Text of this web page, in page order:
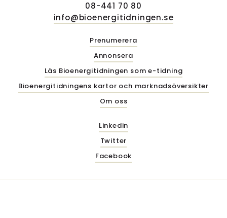
08-441 70 80
info@bioenergitidningen.se
Prenumerera
Annonsera
Läs Bioenergitidningen som e-tidning
Bioenergitidningens kartor och marknadsöversikter
Om oss
Linkedin
Twitter
Facebook